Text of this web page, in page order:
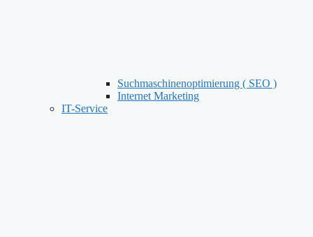
Suchmaschinenoptimierung ( SEO )
Internet Marketing
IT-Service